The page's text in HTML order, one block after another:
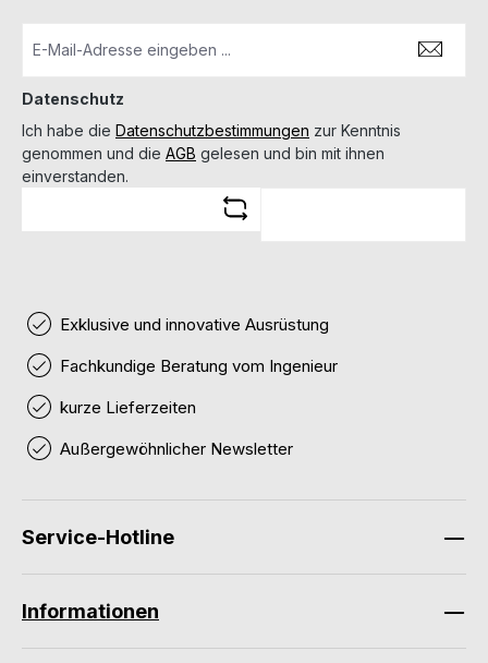
Datenschutz
Ich habe die Datenschutzbestimmungen zur Kenntnis
genommen und die AGB gelesen und bin mit ihnen
einverstanden.
Exklusive und innovative Ausrüstung
Fachkundige Beratung vom Ingenieur
kurze Lieferzeiten
Außergewöhnlicher Newsletter
Service-Hotline
Informationen